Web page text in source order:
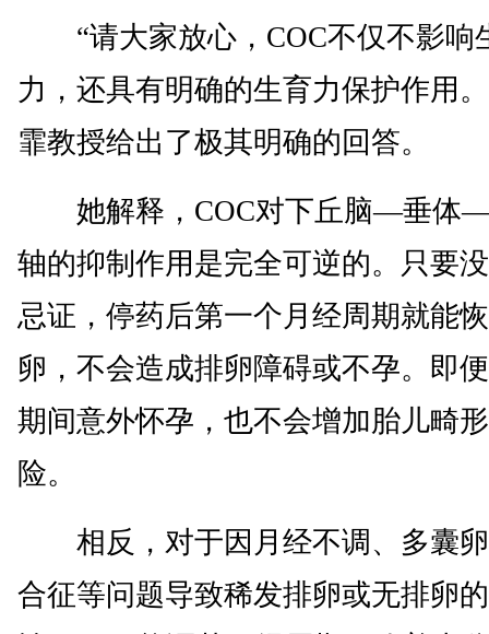
“请大家放心，COC不仅不影响
力，还具有明确的生育力保护作用
霏教授给出了极其明确的回答。
她解释，COC对下丘脑—垂体
轴的抑制作用是完全可逆的。只要
忌证，停药后第一个月经周期就能
卵，不会造成排卵障碍或不孕。即
期间意外怀孕，也不会增加胎儿畸
险。
相反，对于因月经不调、多囊
合征等问题导致稀发排卵或无排卵